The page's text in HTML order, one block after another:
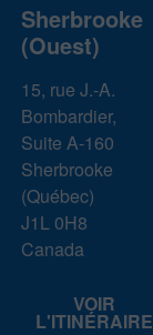
Sherbrooke
(Ouest)
15, rue J.-A.
Bombardier,
Suite A-160
Sherbrooke
(Québec)
J1L 0H8
Canada
VOIR
L'ITINÉRAIRE